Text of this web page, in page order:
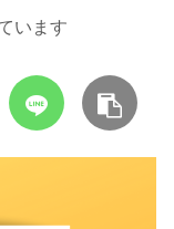
います